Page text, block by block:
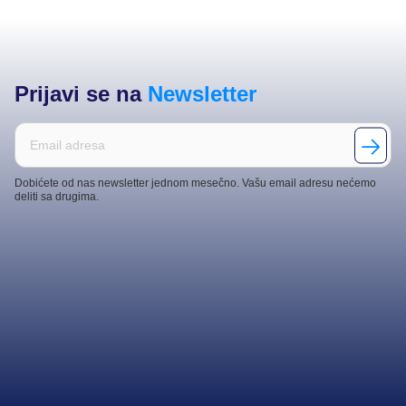
Prijavi se na Newsletter
Dobićete od nas newsletter jednom mesečno. Vašu email adresu nećemo
deliti sa drugima.